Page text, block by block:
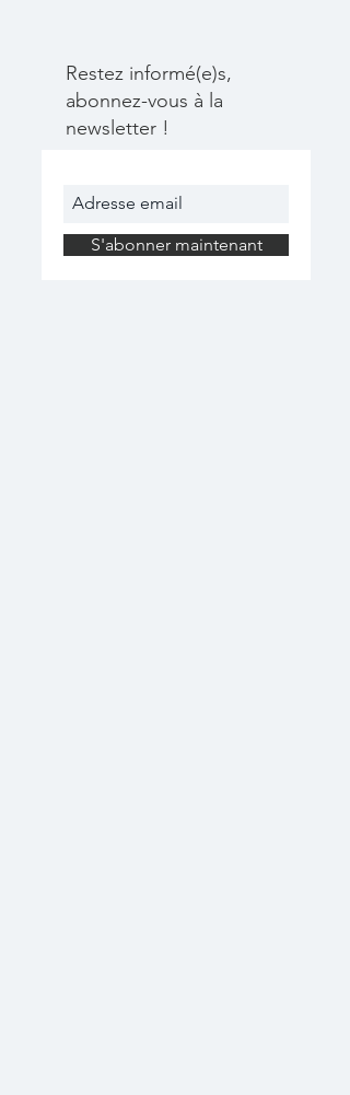
Restez informé(e)s,
abonnez-vous à la
newsletter !
S'abonner maintenant